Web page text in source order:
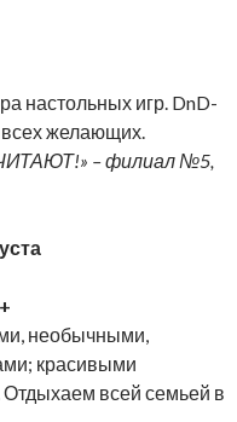
настольных игр. DnD-
желающих.
– филиал №5,
необычными,
красивыми
всей семьей в